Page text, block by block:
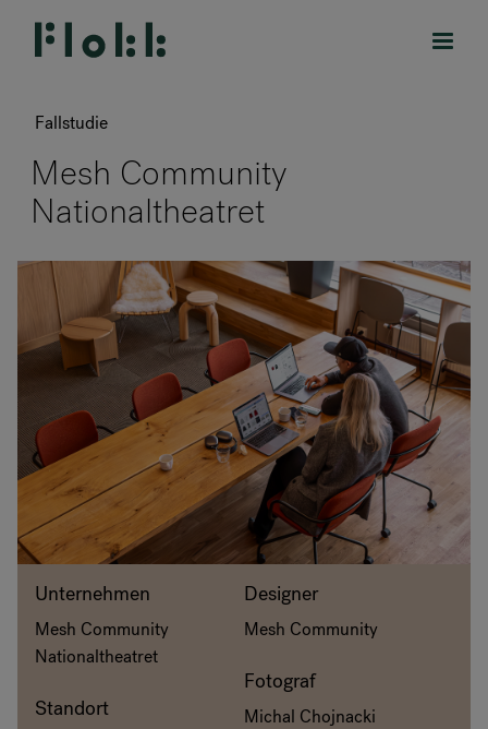
PRODUKTE
PROJEKTE
DESIGNER
MARKEN
BLOG
SHOP
Über Flokk
Investor
Nachhaltigkeit
Fallstudie
Mesh Community
Nationaltheatret
Unternehmen
Mesh Community
Nationaltheatret
Standort
Designer
Mesh Community
Fotograf
Michal Chojnacki